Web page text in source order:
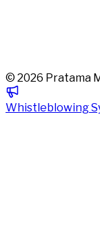
© 2026 Pratama
Whistleblowing